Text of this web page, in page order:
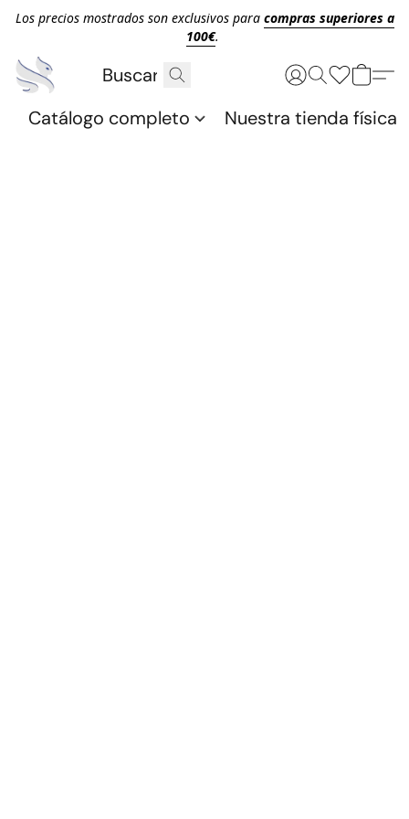
Los precios mostrados son exclusivos para compras superiores a
100€.
Catálogo completo Nuestra tienda física